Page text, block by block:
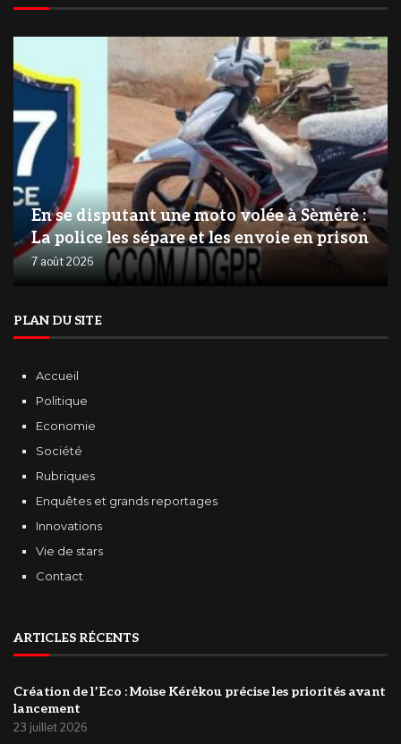
En se disputant une moto volée à Sèmèrè :
La police les sépare et les envoie en prison
7 août 2026
PLAN DU SITE
Accueil
Politique
Economie
Société
Rubriques
Enquêtes et grands reportages
Innovations
Vie de stars
Contact
ARTICLES RÉCENTS
Création de l’Eco : Moìse Kérėkou précise les priorités avant
lancement
23 juillet 2026